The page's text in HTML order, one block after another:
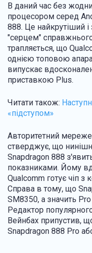
В даний час без
процесором серед
888. Це найкрутіший і
"серцем"
трапляється, що
однією топовою
випускає
приставкою Plus.
Читати також:
«підступом»
Авторитетний
стверджує, що
Snapdragon 888
показниками. Йому
Qualcomm готує чіп з
Справа в тому, що
SM8350, а значить
Редактор
Вейнбах припустив,
Snapdragon 888 Pro